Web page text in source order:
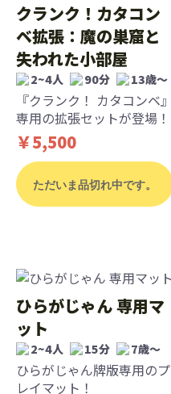
クランク！カタコン
ベ拡張：魔の巣窟と
失われた小部屋
2~4人 90分 13歳〜
『クランク！ カタコンベ』
専用の拡張セットが登場！
￥5,500
ただいま品切れ中です。
ひらがじゃん 専用マ
ット
2~4人 15分 7歳〜
ひらがじゃん牌版専用のプ
レイマット！